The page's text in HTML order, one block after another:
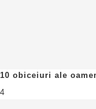
10 obiceiuri ale
4